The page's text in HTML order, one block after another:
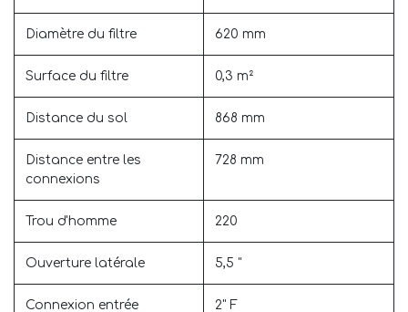
Diamètre du filtre 620 mm
Surface du filtre 0,3 m²
Distance du sol 868 mm
Distance entre les
connexions
728 mm
Trou d'homme 220
Ouverture latérale 5,5 "
Connexion entrée 2" F